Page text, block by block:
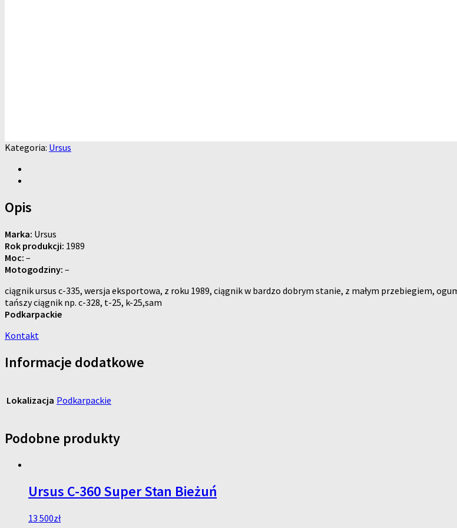
Kategoria: Ursus
Opis
Marka: Ursus
Rok produkcji: 1989
Moc: –
Motogodziny: –
ciągnik ursus c-335, wersja eksportowa, z roku 1989, ciągnik w bardzo dobrym stanie, z małym przebiegiem,
tańszy ciągnik np. c-328, t-25, k-25,sam
Podkarpackie
Kontakt
Informacje dodatkowe
Lokalizacja Podkarpackie
Podobne produkty
Ursus C-360 Super Stan Bieżuń
13 500zł